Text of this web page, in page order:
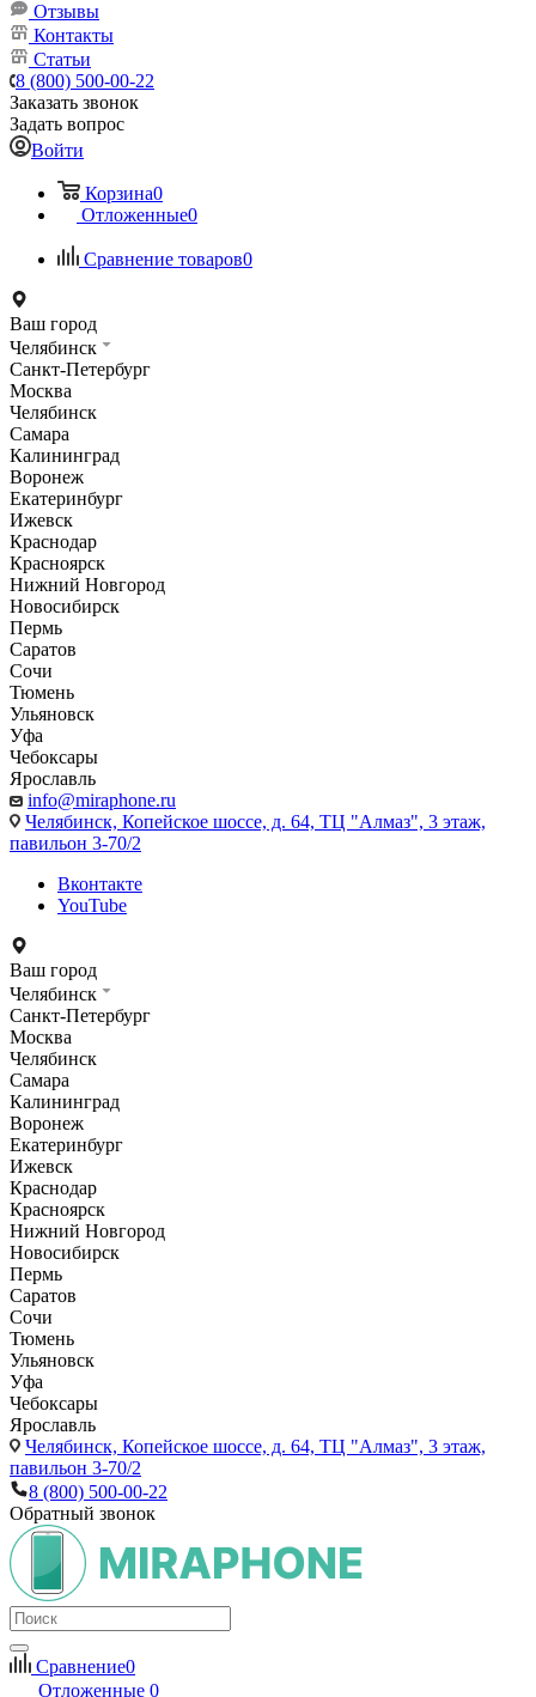
Отзывы
Контакты
Статьи
8 (800) 500-00-22
Заказать звонок
Задать вопрос
Войти
Корзина0
Отложенные0
Сравнение товаров0
Ваш город
Челябинск
Санкт-Петербург
Москва
Челябинск
Самара
Калининград
Воронеж
Екатеринбург
Ижевск
Краснодар
Красноярск
Нижний Новгород
Новосибирск
Пермь
Саратов
Сочи
Тюмень
Ульяновск
Уфа
Чебоксары
Ярославль
info@miraphone.ru
Челябинск, Копейское шоссе, д. 64, ТЦ "Алмаз", 3 этаж,
павильон 3-70/2
Вконтакте
YouTube
Ваш город
Челябинск
Санкт-Петербург
Москва
Челябинск
Самара
Калининград
Воронеж
Екатеринбург
Ижевск
Краснодар
Красноярск
Нижний Новгород
Новосибирск
Пермь
Саратов
Сочи
Тюмень
Ульяновск
Уфа
Чебоксары
Ярославль
Челябинск, Копейское шоссе, д. 64, ТЦ "Алмаз", 3 этаж,
павильон 3-70/2
8 (800) 500-00-22
Обратный звонок
Сравнение0
Отложенные 0